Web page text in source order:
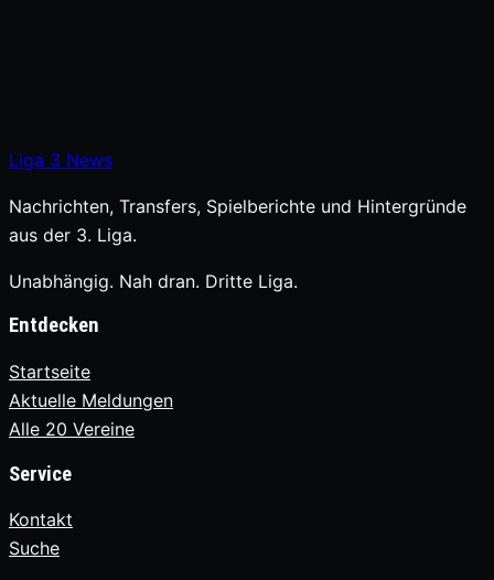
Liga 3 News
Nachrichten, Transfers, Spielberichte und Hintergründe
aus der 3. Liga.
Unabhängig. Nah dran. Dritte Liga.
Entdecken
Startseite
Aktuelle Meldungen
Alle 20 Vereine
Service
Kontakt
Suche